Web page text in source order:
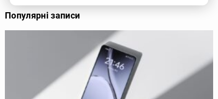
Популярні записи